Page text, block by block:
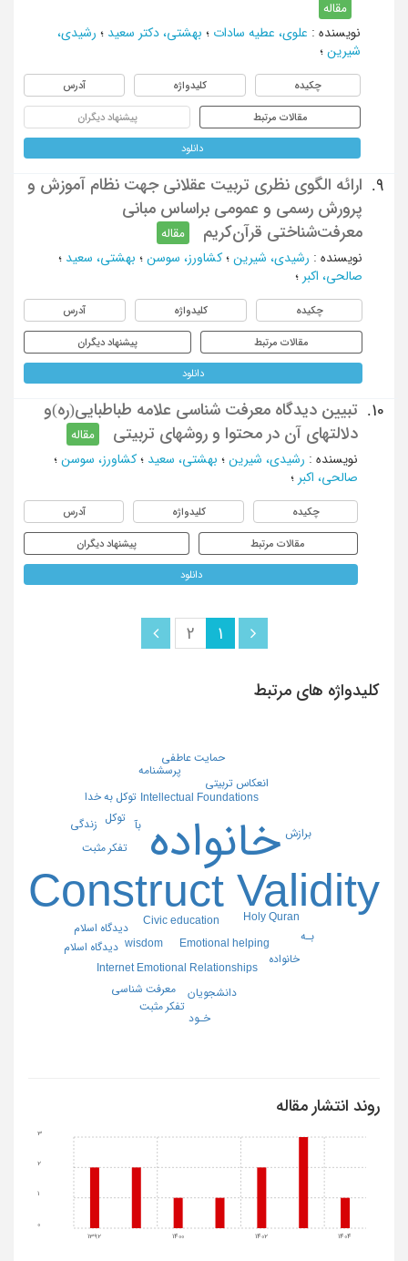
مقاله
نویسنده : علوی، عطیه سادات ؛ بهشتی، دکتر سعید ؛ رشیدی،
شیرین ؛
چکیده کلیدواژه آدرس
مقالات مرتبط پیشنهاد دیگران
دانلود
9.
ارائه الگوی نظری تربیت عقلانی جهت نظام آموزش و
پرورش رسمی و عمومی براساس مبانی
معرفت‌شناختی قرآن‌کریم
مقاله
نویسنده : رشیدی، شیرین ؛ کشاورز، سوسن ؛ بهشتی، سعید ؛
صالحی، اکبر ؛
چکیده کلیدواژه آدرس
مقالات مرتبط پیشنهاد دیگران
دانلود
10.
تبیین دیدگاه معرفت شناسی علامه طباطبایی(ره)و
دلالتهای آن در محتوا و روشهای تربیتی
مقاله
نویسنده : رشیدی، شیرین ؛ بهشتی، سعید ؛ کشاورز، سوسن ؛
صالحی، اکبر ؛
چکیده کلیدواژه آدرس
مقالات مرتبط پیشنهاد دیگران
دانلود
1
2
کلیدواژه های مرتبط
Construct Validity
خانواده
Civic education
Emotional helping
Holy Quran
Intellectual Foundations
Internet Emotional Relationships
wisdom
انعکاس تربیتی
تفکر مثبت
خانواده
دانشجویان
دیدگاه اسلام
معرفت شناسی
بآ
برازش
بـه
پرسشنامه
تفکر مثبت
توکل
توکل به خدا
حمایت عاطفی
خـود
دیدگاه اسلام
زندگی
روند انتشار مقاله
1392 1400 1402 1404
0
1
2
3